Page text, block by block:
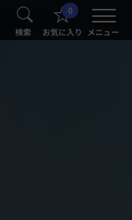
検索
0
お気に入り メニュー
®